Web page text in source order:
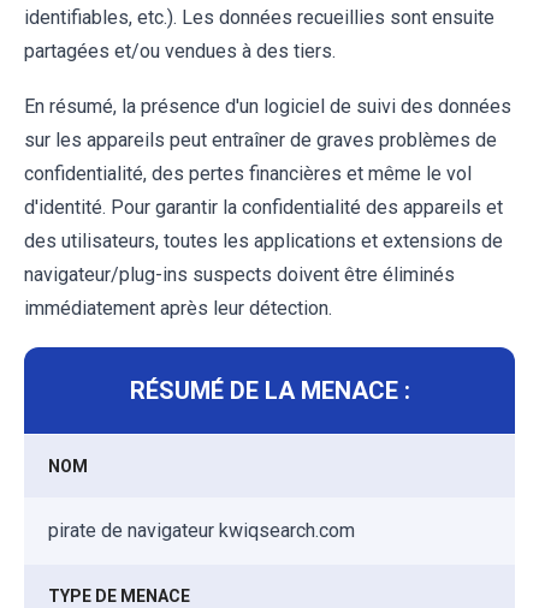
identifiables, etc.). Les données recueillies sont ensuite
partagées et/ou vendues à des tiers.
En résumé, la présence d'un logiciel de suivi des données
sur les appareils peut entraîner de graves problèmes de
confidentialité, des pertes financières et même le vol
d'identité. Pour garantir la confidentialité des appareils et
des utilisateurs, toutes les applications et extensions de
navigateur/plug-ins suspects doivent être éliminés
immédiatement après leur détection.
RÉSUMÉ DE LA MENACE :
NOM
pirate de navigateur kwiqsearch.com
TYPE DE MENACE